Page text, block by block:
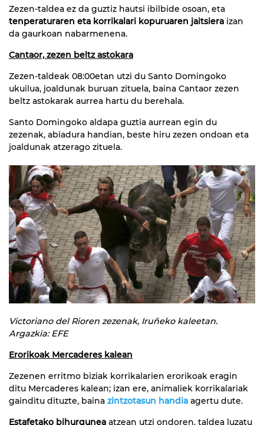
Zezen-taldea ez da guztiz hautsi ibilbide osoan, eta
tenperaturaren eta korrikalari kopuruaren jaitsiera izan
da gaurkoan nabarmenena.
Cantaor, zezen beltz astokara
Zezen-taldeak 08:00etan utzi du Santo Domingoko
ukuilua, joaldunak buruan zituela, baina Cantaor zezen
beltz astokarak aurrea hartu du berehala.
Santo Domingoko aldapa guztia aurrean egin du
zezenak, abiadura handian, beste hiru zezen ondoan eta
joaldunak atzerago zituela.
Victoriano del Rioren zezenak, Iruñeko kaleetan.
Argazkia: EFE
Erorikoak Mercaderes kalean
Zezenen erritmo biziak korrikalarien erorikoak eragin
ditu Mercaderes kalean; izan ere, animaliek korrikalariak
gainditu dituzte, baina zintzotasun handia agertu dute.
Estafetako bihurgunea atzean utzi ondoren, taldea luzatu